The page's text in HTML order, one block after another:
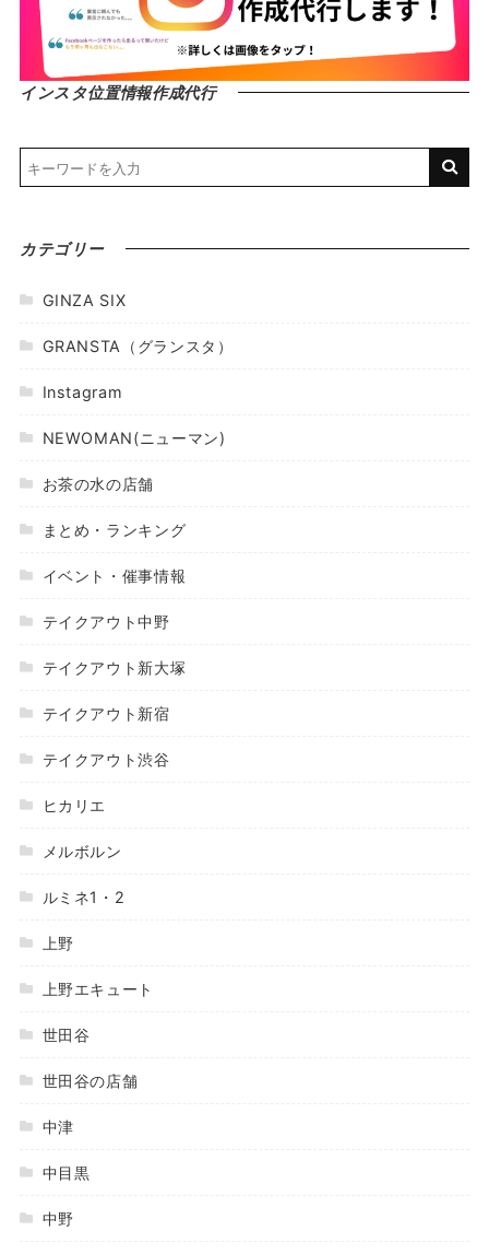
インスタ位置情報作成代行
カテゴリー
GINZA SIX
GRANSTA（グランスタ）
Instagram
NEWOMAN(ニューマン)
お茶の水の店舗
まとめ・ランキング
イベント・催事情報
テイクアウト中野
テイクアウト新大塚
テイクアウト新宿
テイクアウト渋谷
ヒカリエ
メルボルン
ルミネ1・2
上野
上野エキュート
世田谷
世田谷の店舗
中津
中目黒
中野